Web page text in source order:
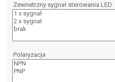
Zewnetrzny sygnał sterowania LED
Polaryzacja